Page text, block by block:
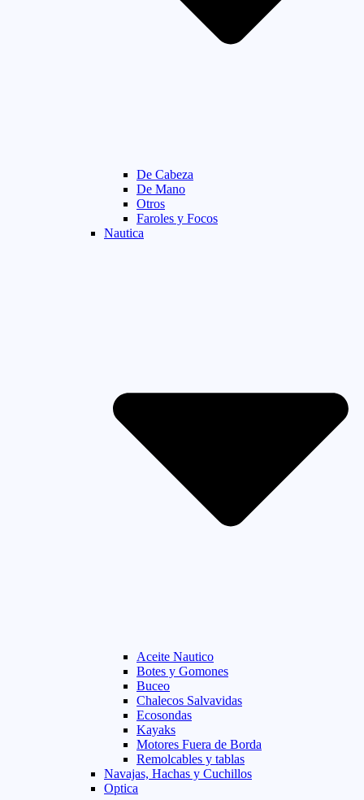
De Cabeza
De Mano
Otros
Faroles y Focos
Nautica
Aceite Nautico
Botes y Gomones
Buceo
Chalecos Salvavidas
Ecosondas
Kayaks
Motores Fuera de Borda
Remolcables y tablas
Navajas, Hachas y Cuchillos
Optica